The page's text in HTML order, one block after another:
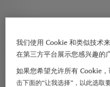
我们使用 Cookie 和类似技术
在第三方平台展示您感兴趣的
如果您希望允许所有 Cookie
击下面的“让我选择”，以此选取